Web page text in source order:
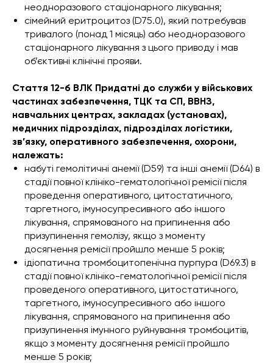
неодноразового стаціонарного лікування;
сімейний еритроцитоз (D75.0), який потребував
тривалого (понад 1 місяць) або неодноразового
стаціонарного лікування з цього приводу і мав
об’єктивні клінічні прояви.
Стаття 12-б ВЛК Придатні до служби у військових
частинах забезпечення, ТЦК та СП, ВВНЗ,
навчальних центрах, закладах (установах),
медичних підрозділах, підрозділах логістики,
зв’язку, оперативного забезпечення, охорони,
належать:
набуті гемолітичні анемії (D59) та інші анемії (D64) в
стадії повної клініко-гематологічної ремісії після
проведення оперативного, цитостатичного,
таргетного, імуносупресивного або іншого
лікування, спрямованого на припинення або
призупинення гемолізу, якщо з моменту
досягнення ремісії пройшло менше 5 років;
ідіопатична тромбоцитопенічна пурпура (D69.3) в
стадії повної клініко-гематологічної ремісії після
проведеного оперативного, цитостатичного,
таргетного, імуносупресивного або іншого
лікування, спрямованого на припинення або
призупинення імунного руйнування тромбоцитів,
якщо з моменту досягнення ремісії пройшло
менше 5 років;